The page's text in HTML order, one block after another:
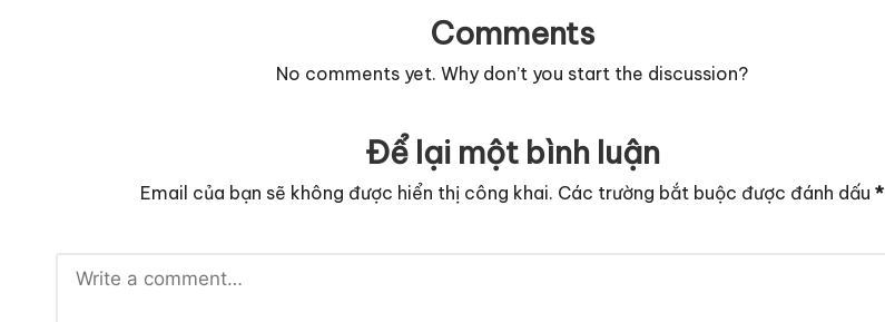
Comments
No comments yet. Why don’t you start the discussion?
Để lại một bình luận
Email của bạn sẽ không được hiển thị công khai. Các trường bắt buộc được đánh dấu*